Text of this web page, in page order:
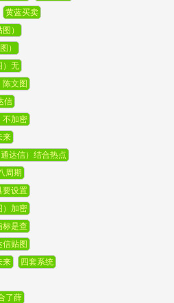
黄蓝买卖
）
）
）无
陈文图
信
不加密
来
达信）结合热点
周期
要设置
）加密
标是查
信贴图
来
四套系统
了薛